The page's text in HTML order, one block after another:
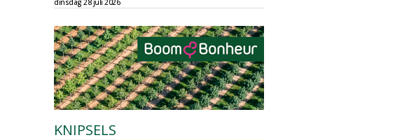
dinsdag 28 juli 2026
KNIPSELS